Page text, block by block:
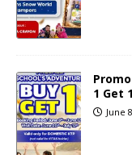
1 Get 1
June